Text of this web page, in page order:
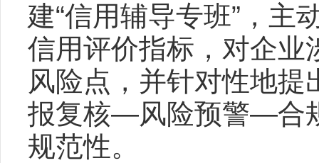
建“信用辅导专班”，主
信用评价指标，对企业
风险点，并针对性地提
报复核—风险预警—合
规范性。